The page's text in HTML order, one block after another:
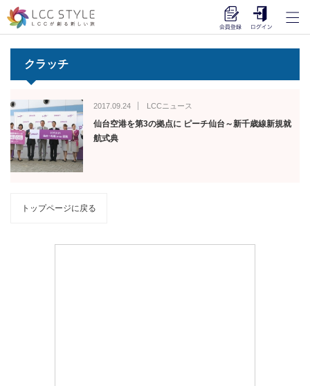
クラッチ
2017.09.24 LCCニュース
仙台空港を第3の拠点に ピーチ仙台～新千歳線新規就
航式典
トップページに戻る